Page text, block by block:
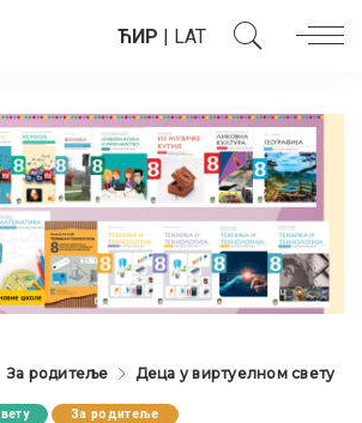
ЋИР | LAT
За родитеље Деца у виртуелном свету
За родитеље